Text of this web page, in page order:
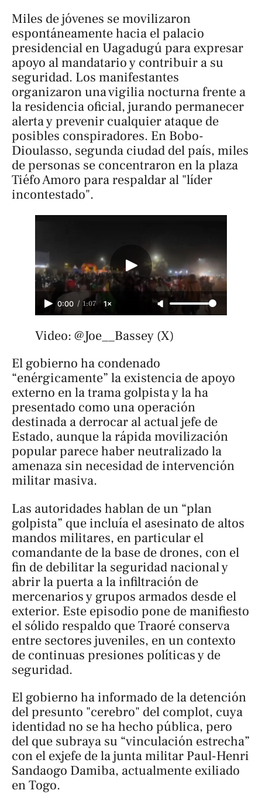
Miles de jóvenes se movilizaron
espontáneamente hacia el palacio
presidencial en Uagadugú para expresar
apoyo al mandatario y contribuir a su
seguridad. Los manifestantes
organizaron una vigilia nocturna frente a
la residencia oficial, jurando permanecer
alerta y prevenir cualquier ataque de
posibles conspiradores. En Bobo-
Dioulasso, segunda ciudad del país, miles
de personas se concentraron en la plaza
Tiéfo Amoro para respaldar al "líder
incontestado".
0:00 / 1:07 1×
Video: @Joe__Bassey (X)
El gobierno ha condenado
“enérgicamente” la existencia de apoyo
externo en la trama golpista y la ha
presentado como una operación
destinada a derrocar al actual jefe de
Estado, aunque la rápida movilización
popular parece haber neutralizado la
amenaza sin necesidad de intervención
militar masiva.
Las autoridades hablan de un “plan
golpista” que incluía el asesinato de altos
mandos militares, en particular el
comandante de la base de drones, con el
fin de debilitar la seguridad nacional y
abrir la puerta a la infiltración de
mercenarios y grupos armados desde el
exterior. Este episodio pone de manifiesto
el sólido respaldo que Traoré conserva
entre sectores juveniles, en un contexto
de continuas presiones políticas y de
seguridad.
El gobierno ha informado de la detención
del presunto "cerebro" del complot, cuya
identidad no se ha hecho pública, pero
del que subraya su “vinculación estrecha”
con el exjefe de la junta militar Paul-Henri
Sandaogo Damiba, actualmente exiliado
en Togo.